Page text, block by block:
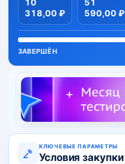
10
318,00 ₽
51
590,00 ₽
ЗАВЕРШЁН
КЛЮЧЕВЫЕ ПАРАМЕТРЫ
Условия закупки